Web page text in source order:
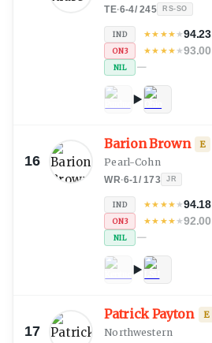
TE·6-4/245 RS-SO
IND ★★ ★★★94.23
ON3 ★★ ★★★93.00
NIL —
16
Barion Brown E
Pearl-Cohn
WR·6-1/ 173 JR
IND ★★ ★★★94.18
ON3 ★★ ★★★92.00
NIL —
17
Patrick Payton E
Northwestern